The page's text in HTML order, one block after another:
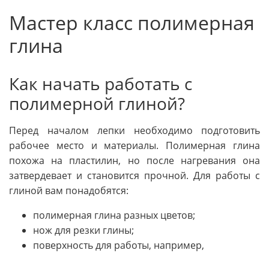
Мастер класс полимерная
глина
Как начать работать с
полимерной глиной?
Перед началом лепки необходимо подготовить
рабочее место и материалы. Полимерная глина
похожа на пластилин, но после нагревания она
затвердевает и становится прочной. Для работы с
глиной вам понадобятся:
полимерная глина разных цветов;
нож для резки глины;
поверхность для работы, например,